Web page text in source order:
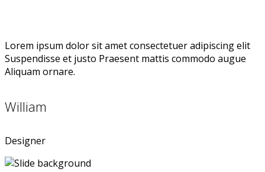
Lorem ipsum dolor sit amet consectetuer adipiscing elit
Suspendisse et justo Praesent mattis commodo augue
Aliquam ornare.
William
Designer